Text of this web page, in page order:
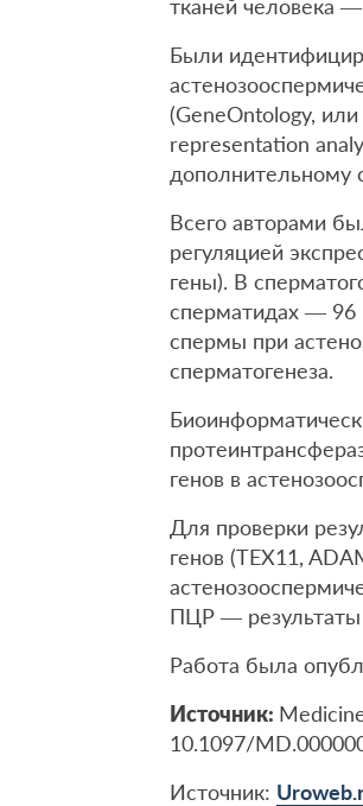
тканей человека
Были
(GeneOntology,
representation
дополнительному
Всего авторами
регуляцией
гены). В
сперматидах — 96
спермы при
сперматогенеза.
генов в
Для проверки
генов (TEX11,
ПЦР — результаты
Работа была
Источник:
10.1097/
Источник: